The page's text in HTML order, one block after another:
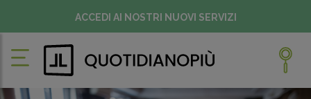
ACCEDI AI NOSTRI NUOVI SERVIZI